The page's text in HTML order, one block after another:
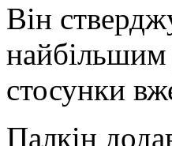
Він
найбільшим
стосунки
Палкін